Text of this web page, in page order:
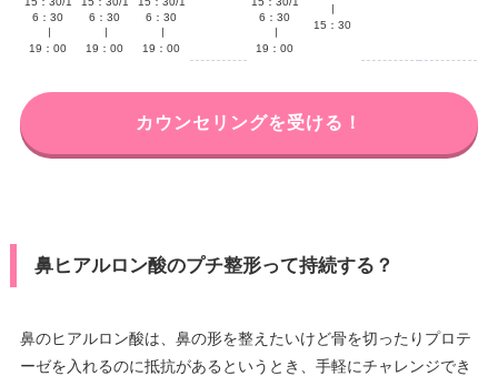
6：30
19：00
6：30
19：00
6：30
19：00
6：30
19：00
15：30
カウンセリングを受ける！
鼻ヒアルロン酸のプチ整形って持続する？
鼻のヒアルロン酸は、鼻の形を整えたいけど骨を切ったりプロテ
ーゼを入れるのに抵抗があるというとき、手軽にチャレンジでき